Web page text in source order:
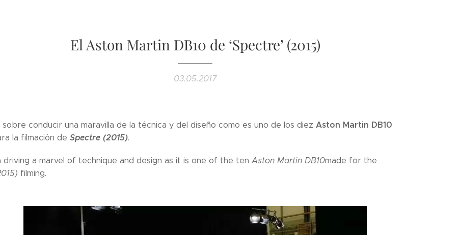
El Aston Martin DB10 de ‘Spectre’ (2015)
03.05.2017
conducir una maravilla de la técnica y del diseño como es uno de los diez Aston Martin DB10
la filmación de Spectre (2015).
driving a marvel of technique and design as it is one of the ten Aston Martin DB10made for the
filming.